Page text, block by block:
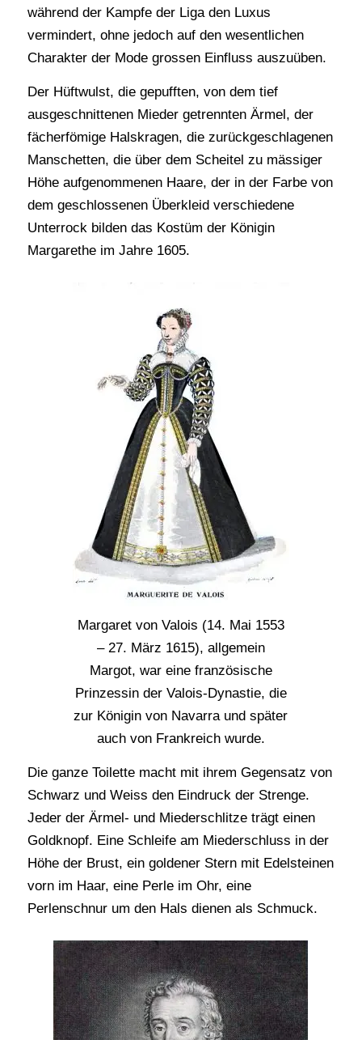
während der Kampfe der Liga den Luxus
vermindert, ohne jedoch auf den wesentlichen
Charakter der Mode grossen Einfluss auszuüben.
Der Hüftwulst, die gepufften, von dem tief
ausgeschnittenen Mieder getrennten Ärmel, der
fächerfömige Halskragen, die zurückgeschlagenen
Manschetten, die über dem Scheitel zu mässiger
Höhe aufgenommenen Haare, der in der Farbe von
dem geschlossenen Überkleid verschiedene
Unterrock bilden das Kostüm der Königin
Margarethe im Jahre 1605.
Margaret von Valois (14. Mai 1553
– 27. März 1615), allgemein
Margot, war eine französische
Prinzessin der Valois-Dynastie, die
zur Königin von Navarra und später
auch von Frankreich wurde.
Die ganze Toilette macht mit ihrem Gegensatz von
Schwarz und Weiss den Eindruck der Strenge.
Jeder der Ärmel- und Miederschlitze trägt einen
Goldknopf. Eine Schleife am Miederschluss in der
Höhe der Brust, ein goldener Stern mit Edelsteinen
vorn im Haar, eine Perle im Ohr, eine
Perlenschnur um den Hals dienen als Schmuck.